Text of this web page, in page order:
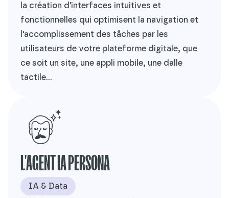
la création d'interfaces intuitives et
fonctionnelles qui optimisent la navigation et
l'accomplissement des tâches par les
utilisateurs de votre plateforme digitale, que
ce soit un site, une appli mobile, une dalle
tactile...
L'AGENT IA PERSONA
IA & Data